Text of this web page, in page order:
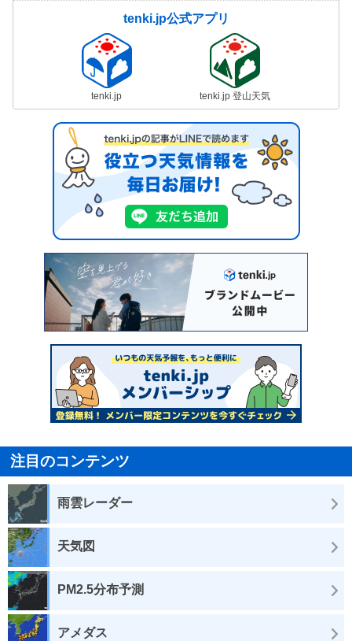
tenki.jp公式アプリ
tenki.jp tenki.jp 登山天気
注目のコンテンツ
雨雲レーダー
天気図
PM2.5分布予測
アメダス